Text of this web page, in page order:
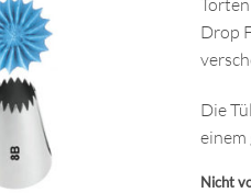
Drop
Die
einem
Nicht